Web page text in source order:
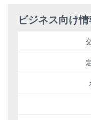
ビジネス向け情